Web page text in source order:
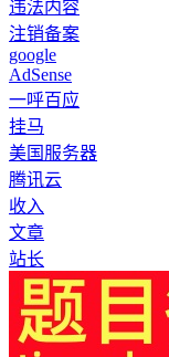
违法内容
注销备案
google
AdSense
一呼百应
挂马
美国服务器
腾讯云
收入
文章
站长